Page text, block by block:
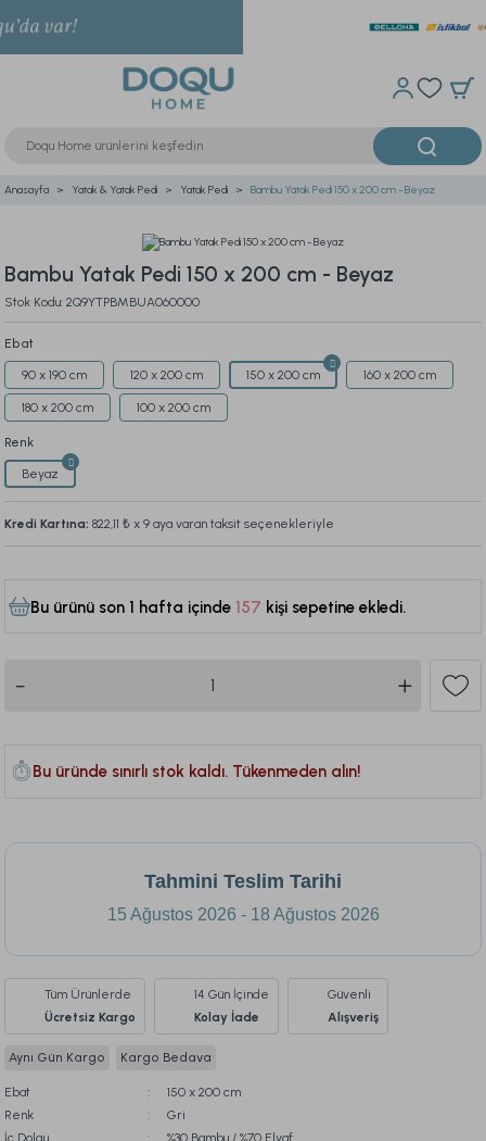
Anasayfa Yatak & Yatak Pedi Yatak Pedi Bambu Yatak Pedi 150 x 200 cm - Beyaz
Bambu Yatak Pedi 150 x 200 cm - Beyaz
Stok Kodu: 2Q9YTPBMBUA060000
Ebat
90 x 190 cm 120 x 200 cm 150 x 200 cm 160 x 200 cm
180 x 200 cm 100 x 200 cm
Renk
Beyaz
Kredi Kartına: 822,11 ₺ x 9 aya varan taksit seçenekleriyle
Bu ürünü son 1 hafta içinde 157 kişi sepetine ekledi.
Bu üründe sınırlı stok kaldı. Tükenmeden alın!
Tahmini Teslim Tarihi
15 Ağustos 2026 - 18 Ağustos 2026
Tüm Ürünlerde
Ücretsiz Kargo
14 Gün İçinde
Kolay İade
Güvenli
Alışveriş
Aynı Gün Kargo Kargo Bedava
Ebat
150 x 200 cm
Renk
Gri
İç Dolgu
%30 Bambu / %70 Elyaf